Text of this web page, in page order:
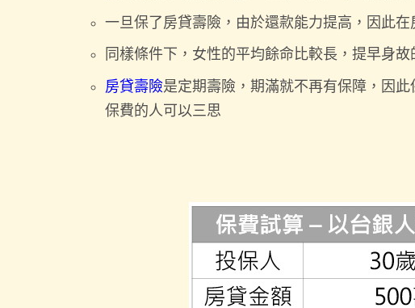
一旦保了房貸壽險，由於還款能力提高，因此
同樣條件下，女性的平均餘命比較長，提早身
房貸壽險是定期壽險，期滿就不再有保障，因
保費的人可以三思